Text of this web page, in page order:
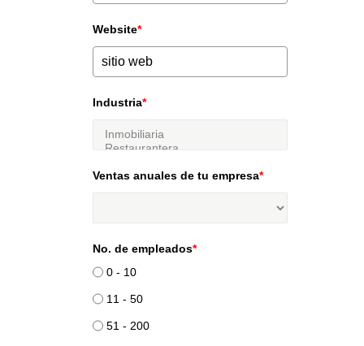
Website*
Industria*
Ventas anuales de tu empresa*
No. de empleados*
0 - 10
11 - 50
51 - 200